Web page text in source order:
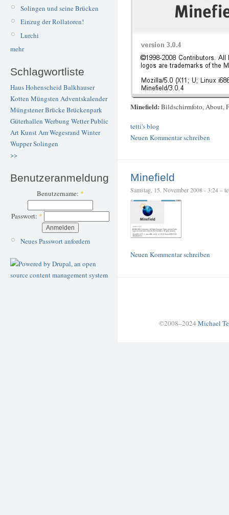
Solingen und seine Brücken
Einzug der Rollatoren!
Lurchi
mehr
Schlagwortliste
Haus Hohenscheid Balkhauser
Kotten Müngsten Adventskalender
Müngstener BrückeBrückenpark
Güterhallen Werbung WetterPublic
ArtKunstAm Wegesrand Winter
WupperSolingen
>>
Benutzeranmeldung
Benutzername: *
Passwort: *
Neues Passwort anfordern
Minefield: Bildschirmfoto, About,
tetti's blog
Neuen Kommentar schreiben
Minefield
Samstag, 15. November 2008 - 3:24 –
Neuen Kommentar schreiben
©2008–2024 Michael